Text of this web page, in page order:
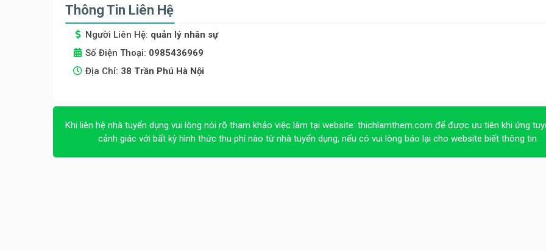
Thông Tin Liên Hệ
Người Liên Hệ: quản lý nhân sự
Số Điện Thoại: 0985436969
Địa Chỉ: 38 Trần Phú Hà Nội
Khi liên hệ nhà tuyển dụng vui lòng nói rõ tham khảo việc làm tại website: thichlamthem.com để được ưu tiên khi ứng
cảnh giác với bất kỳ hình thức thu phí nào từ nhà tuyển dụng, nếu có vui lòng báo lại cho website biết thông tin.